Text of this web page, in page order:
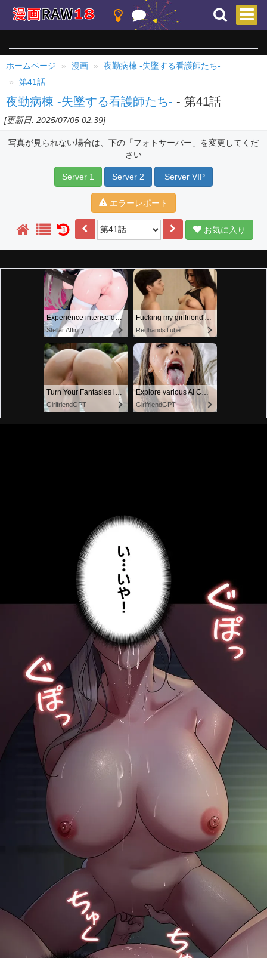
ホームページ 漫画
夜勤病棟 -失墜する看護師たち-
第41話
夜勤病棟 -失墜する看護師たち- - 第41話
[更新日: 2025/07/05 02:39]
写真が見られない場合は、下の「フォトサーバー」を変更してくだ
さい
Server 1 Server 2 Server VIP
エラーレポート
1 お気に入り